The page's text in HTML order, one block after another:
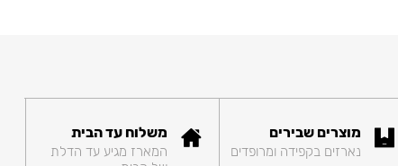
מוצרים שבירים
נארזים בקפידה ומרופדים
משלוח עד הבית
המארז מגיע עד הדלת